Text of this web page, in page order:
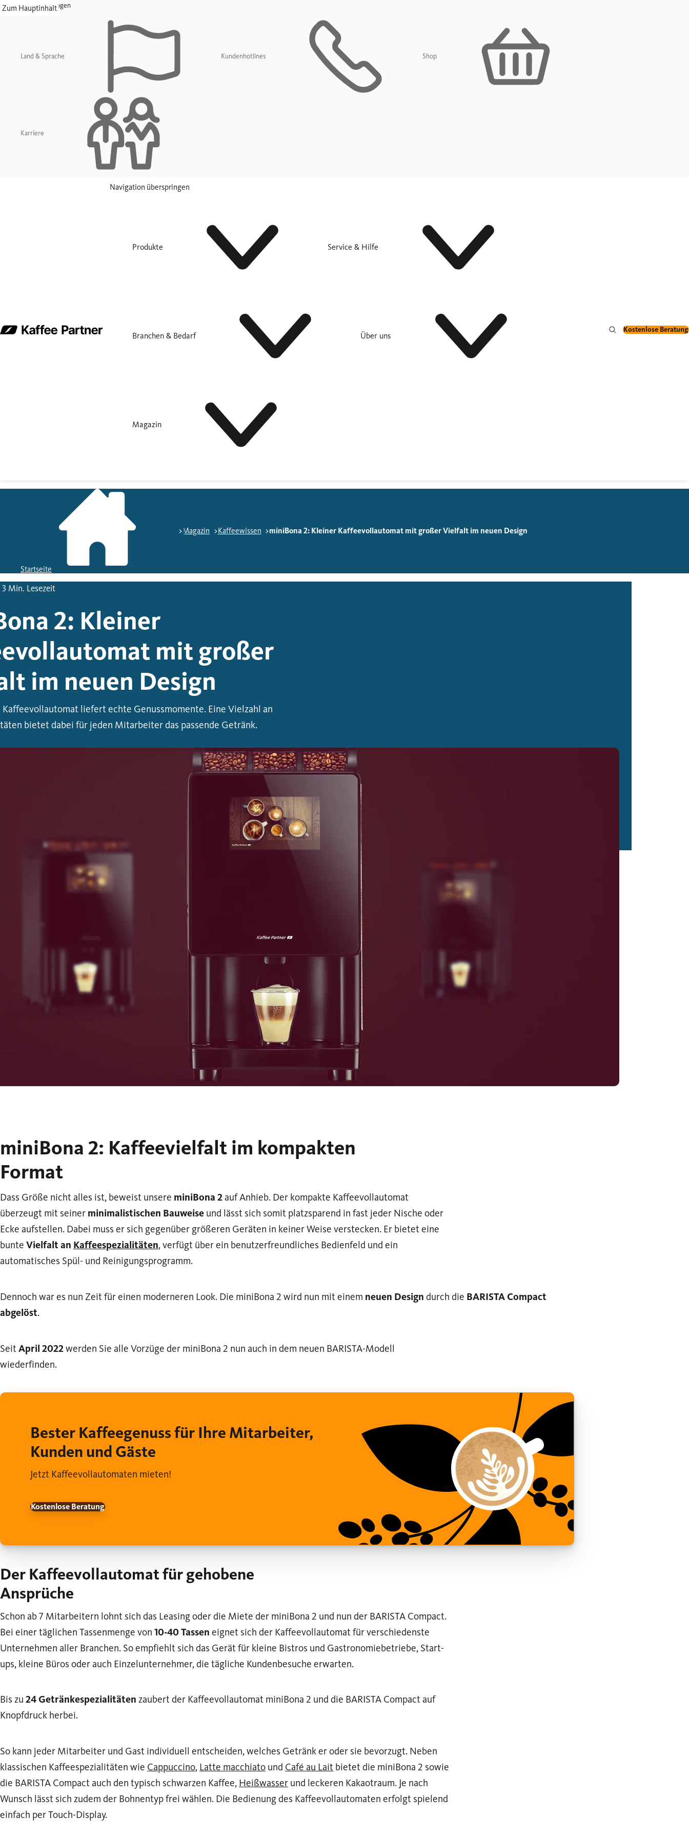
Zum Hauptinhalt
Navigation überspringen
Land & Sprache Kundenhotlines Shop
Karriere
Navigation überspringen
Produkte Service & Hilfe
Branchen & Bedarf Über uns
Magazin
Kostenlose Beratung
Startseite
Magazin Kaffeewissen miniBona 2: Kleiner Kaffeevollautomat mit großer Vielfalt im neuen Design
Min. Lesezeit
2: Kleiner
mit großer
im neuen Design
liefert echte Genussmomente. Eine Vielzahl an
bietet dabei für jeden Mitarbeiter das passende Getränk.
miniBona 2: Kaffeevielfalt im kompakten
Format
Dass Größe nicht alles ist, beweist unsere miniBona 2 auf Anhieb. Der kompakte Kaffeevollautomat
überzeugt mit seiner minimalistischen Bauweise und lässt sich somit platzsparend in fast jeder Nische oder
Ecke aufstellen. Dabei muss er sich gegenüber größeren Geräten in keiner Weise verstecken. Er bietet eine
bunte Vielfalt an Kaffeespezialitäten, verfügt über ein benutzerfreundliches Bedienfeld und ein
automatisches Spül- und Reinigungsprogramm.
Dennoch war es nun Zeit für einen moderneren Look. Die miniBona 2 wird nun mit einem neuen Design durch die BARISTA Compact
abgelöst.
SeitApril 2022werden Sie alle Vorzüge der miniBona 2 nun auch in dem neuen BARISTA-Modell
wiederfinden.
Bester Kaffeegenuss für Ihre Mitarbeiter,
Kunden und Gäste
Jetzt Kaffeevollautomaten mieten!
Kostenlose Beratung
Der Kaffeevollautomat für gehobene
Ansprüche
Schon ab 7 Mitarbeitern lohnt sich das Leasing oder die Miete der miniBona 2 und nun der BARISTA Compact.
Bei einer täglichen Tassenmenge von 10-40 Tassen eignet sich der Kaffeevollautomat für verschiedenste
Unternehmen aller Branchen. So empfiehlt sich das Gerät für kleine Bistros und Gastronomiebetriebe, Start-
ups, kleine Büros oder auch Einzelunternehmer, die tägliche Kundenbesuche erwarten.
Bis zu 24 Getränkespezialitäten zaubert der Kaffeevollautomat miniBona 2 und die BARISTA Compact auf
Knopfdruck herbei.
So kann jeder Mitarbeiter und Gast individuell entscheiden, welches Getränk er oder sie bevorzugt. Neben
klassischen Kaffeespezialitäten wie Cappuccino, Latte macchiato und Café au Lait bietet die miniBona 2 sowie
die BARISTA Compact auch den typisch schwarzen Kaffee, Heißwasser und leckeren Kakaotraum. Je nach
Wunsch lässt sich zudem der Bohnentyp frei wählen. Die Bedienung des Kaffeevollautomaten erfolgt spielend
einfach per Touch-Display.